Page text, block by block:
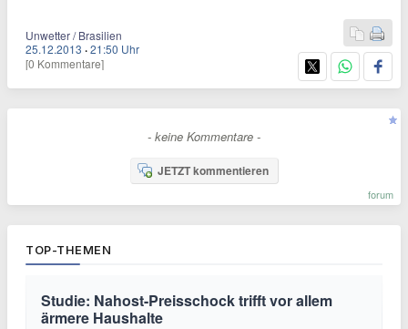
Unwetter / Brasilien
25.12.2013 ·21:50 Uhr
[0 Kommentare]
- keine Kommentare -
JETZT kommentieren
forum
TOP-THEMEN
Studie: Nahost-Preisschock trifft vor allem
ärmere Haushalte